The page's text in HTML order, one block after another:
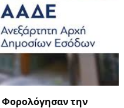
Φορολόγησαν την